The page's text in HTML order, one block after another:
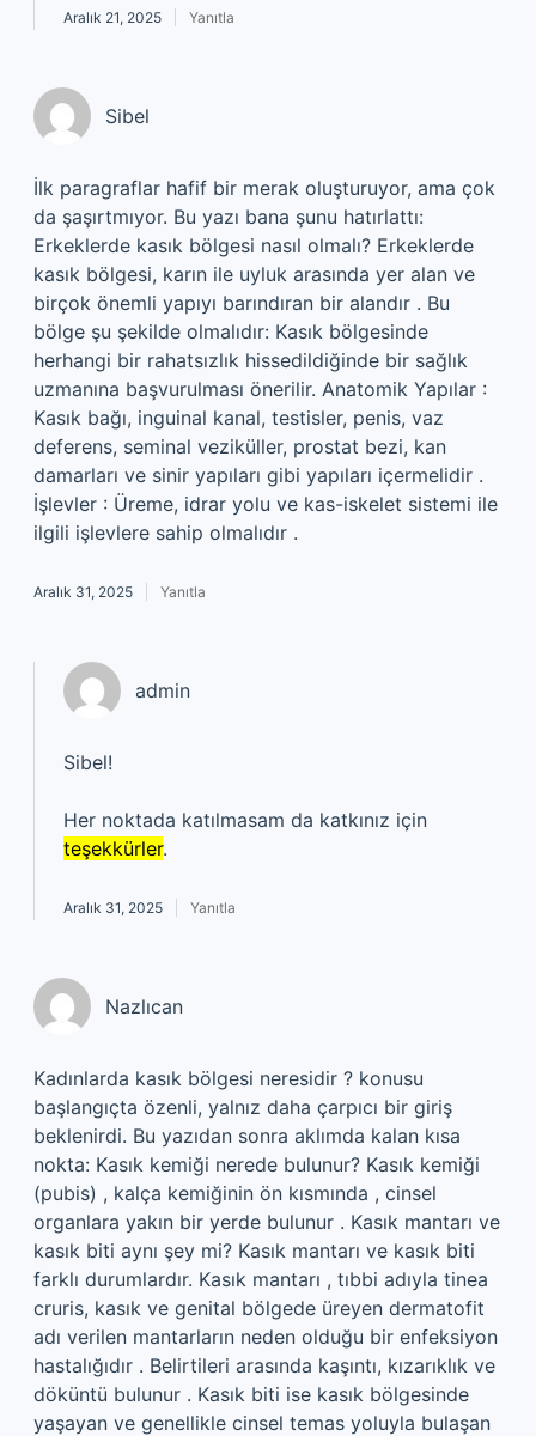
Aralık 21, 2025 Yanıtla
Sibel
İlk paragraflar hafif bir merak oluşturuyor, ama çok
da şaşırtmıyor. Bu yazı bana şunu hatırlattı:
Erkeklerde kasık bölgesi nasıl olmalı? Erkeklerde
kasık bölgesi, karın ile uyluk arasında yer alan ve
birçok önemli yapıyı barındıran bir alandır . Bu
bölge şu şekilde olmalıdır: Kasık bölgesinde
herhangi bir rahatsızlık hissedildiğinde bir sağlık
uzmanına başvurulması önerilir. Anatomik Yapılar :
Kasık bağı, inguinal kanal, testisler, penis, vaz
deferens, seminal veziküller, prostat bezi, kan
damarları ve sinir yapıları gibi yapıları içermelidir .
İşlevler : Üreme, idrar yolu ve kas-iskelet sistemi ile
ilgili işlevlere sahip olmalıdır .
Aralık 31, 2025 Yanıtla
admin
Sibel!
Her noktada katılmasam da katkınız için
teşekkürler.
Aralık 31, 2025 Yanıtla
Nazlıcan
Kadınlarda kasık bölgesi neresidir ? konusu
başlangıçta özenli, yalnız daha çarpıcı bir giriş
beklenirdi. Bu yazıdan sonra aklımda kalan kısa
nokta: Kasık kemiği nerede bulunur? Kasık kemiği
(pubis) , kalça kemiğinin ön kısmında , cinsel
organlara yakın bir yerde bulunur . Kasık mantarı ve
kasık biti aynı şey mi? Kasık mantarı ve kasık biti
farklı durumlardır. Kasık mantarı , tıbbi adıyla tinea
cruris, kasık ve genital bölgede üreyen dermatofit
adı verilen mantarların neden olduğu bir enfeksiyon
hastalığıdır . Belirtileri arasında kaşıntı, kızarıklık ve
döküntü bulunur . Kasık biti ise kasık bölgesinde
yaşayan ve genellikle cinsel temas yoluyla bulaşan